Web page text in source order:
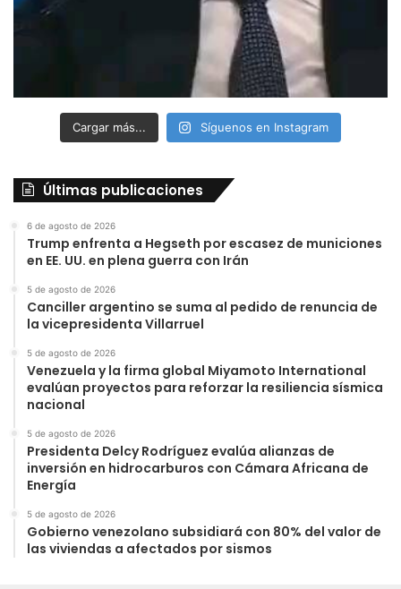
Cargar más... Síguenos en Instagram
Últimas publicaciones
6 de agosto de 2026
Trump enfrenta a Hegseth por escasez de municiones
en EE. UU. en plena guerra con Irán
5 de agosto de 2026
Canciller argentino se suma al pedido de renuncia de
la vicepresidenta Villarruel
5 de agosto de 2026
Venezuela y la firma global Miyamoto International
evalúan proyectos para reforzar la resiliencia sísmica
nacional
5 de agosto de 2026
Presidenta Delcy Rodríguez evalúa alianzas de
inversión en hidrocarburos con Cámara Africana de
Energía
5 de agosto de 2026
Gobierno venezolano subsidiará con 80% del valor de
las viviendas a afectados por sismos